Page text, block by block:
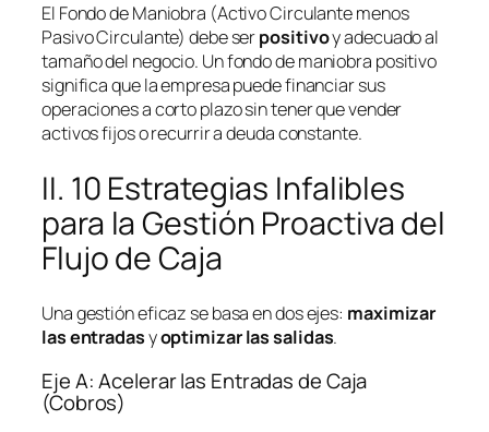
El Fondo de Maniobra (Activo Circulante menos
Pasivo Circulante) debe serpositivoy adecuado al
tamaño del negocio. Un fondo de maniobra positivo
significa que la empresa puede financiar sus
operaciones a corto plazo sin tener que vender
activos fijos o recurrir a deuda constante.
II. 10 Estrategias Infalibles
para la Gestión Proactiva del
Flujo de Caja
Una gestión eficaz se basa en dos ejes: maximizar
las entradasyoptimizar las salidas.
Eje A: Acelerar las Entradas de Caja
(Cobros)